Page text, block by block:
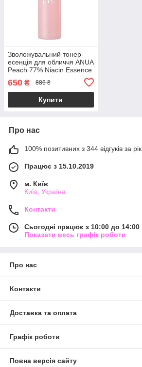
Зволожувальний тонер-
есенція для обличчя ANUA
Peach 77% Niacin Essence
Пошкоджене паковання)
650 ₴ 886 ₴
Купити
Про нас
100% позитивних з 344 відгуків за рік
Працює з 15.10.2019
м. Київ
Київ, Україна
Контакти
Сьогодні працює з 10:00 до 14:00
Показати весь графік роботи
Про нас
Контакти
Доставка та оплата
Графік роботи
Повна версія сайту